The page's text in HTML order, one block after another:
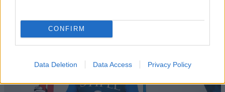
CONFIRM
Data Deletion Data Access Privacy Policy